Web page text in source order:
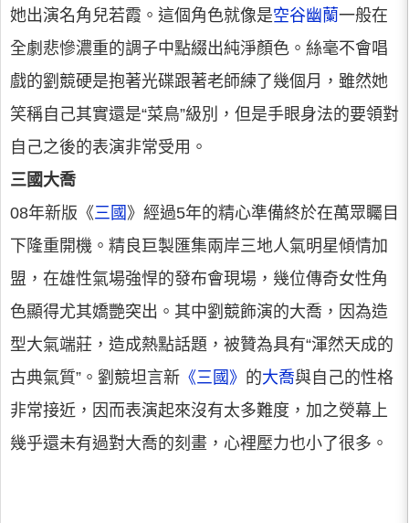
她出演名角兒若霞。這個角色就像是空谷幽蘭一般在
全劇悲慘濃重的調子中點綴出純淨顏色。絲毫不會唱
戲的劉競硬是抱著光碟跟著老師練了幾個月，雖然她
笑稱自己其實還是“菜鳥”級別，但是手眼身法的要領對
自己之後的表演非常受用。
三國大喬
08年新版《三國 》經過5年的精心準備終於在萬眾矚目
下隆重開機。精良巨製匯集兩岸三地人氣明星傾情加
盟，在雄性氣場強悍的發布會現場，幾位傳奇女性角
色顯得尤其嬌艷突出。其中劉競飾演的大喬，因為造
型大氣端莊，造成熱點話題，被贊為具有“渾然天成的
古典氣質”。劉競坦言新 《三國》 的大喬與自己的性格
非常接近，因而表演起來沒有太多難度，加之熒幕上
幾乎還未有過對大喬的刻畫，心裡壓力也小了很多。